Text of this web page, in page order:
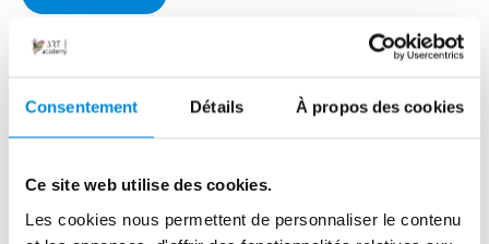
Consentement Détails À propos des cookies
Ce site web utilise des cookies.
Les cookies nous permettent de personnaliser le contenu